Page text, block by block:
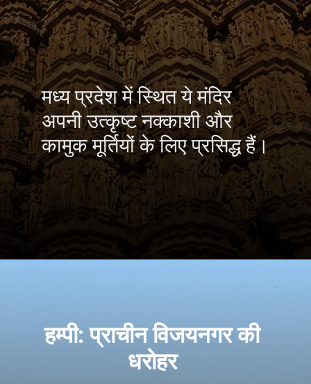
मध्य प्रदेश में स्थित ये मंदिर
अपनी उत्कृष्ट नक्काशी और
कामुक मूर्तियों के लिए प्रसिद्ध हैं।
हम्पी: प्राचीन विजयनगर की
धरोहर